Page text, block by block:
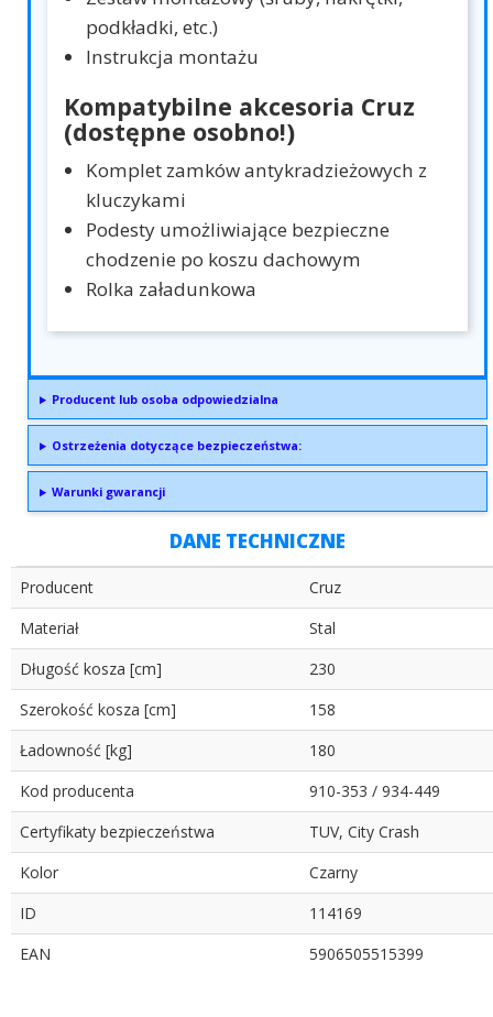
podkładki, etc.)
Instrukcja montażu
Kompatybilne akcesoria Cruz
(dostępne osobno!)
Komplet zamków antykradzieżowych z
kluczykami
Podesty umożliwiające bezpieczne
chodzenie po koszu dachowym
Rolka załadunkowa
Producent lub osoba odpowiedzialna
Ostrzeżenia dotyczące bezpieczeństwa:
Warunki gwarancji
DANE TECHNICZNE
Producent
Cruz
Materiał
Stal
Długość kosza [cm]
230
Szerokość kosza [cm]
158
Ładowność [kg]
180
Kod producenta
910-353 / 934-449
Certyfikaty bezpieczeństwa
TUV, City Crash
Kolor
Czarny
ID
114169
EAN
5906505515399